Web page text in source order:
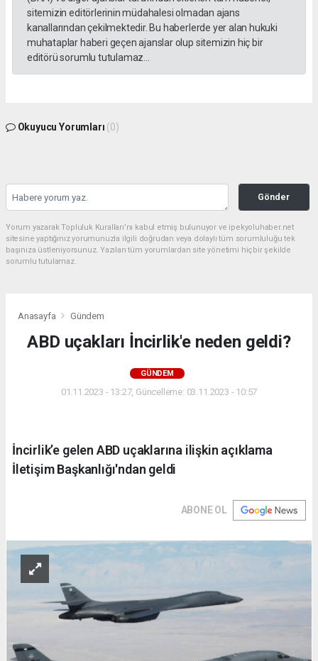
sitemizin editörlerinin müdahalesi olmadan ajans
kanallarından çekilmektedir. Bu haberlerde yer alan hukuki
muhataplar haberi geçen ajanslar olup sitemizin hiç bir
editörü sorumlu tutulamaz...
Okuyucu Yorumları (0)
Gönder
Yorum yazarak Topluluk Kuralları’nı kabul etmiş bulunuyor ve ipekyoluhaber.net
sitesine yaptığınız yorumunuzla ilgili doğrudan veya dolaylı tüm sorumluluğu tek
başınıza üstleniyorsunuz. Yazılan tüm yorumlardan site yönetimi hiçbir şekilde
sorumlu tutulamaz.
Anasayfa Gündem
ABD uçakları İncirlik'e neden geldi?
GÜNDEM
01.11.2023 - 13:27, Güncelleme: 03.11.2023 - 10:57
İncirlik’e gelen ABD uçaklarına ilişkin açıklama
İletişim Başkanlığı'ndan geldi
ABONE OL